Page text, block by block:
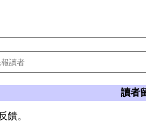
讀者
饋。